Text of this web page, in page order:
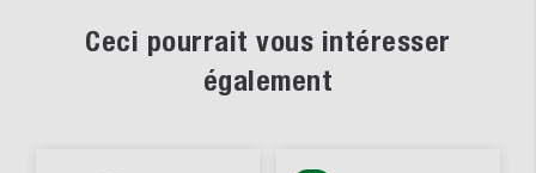
Ceci pourrait vous intéresser
également